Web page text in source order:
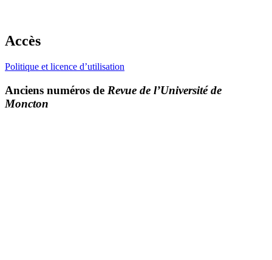
Accès
Politique et licence d’utilisation
Anciens numéros de Revue de l’Université de
Moncton